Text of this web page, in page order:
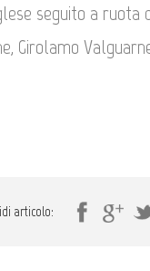
seguito a
Girolamo
articolo: